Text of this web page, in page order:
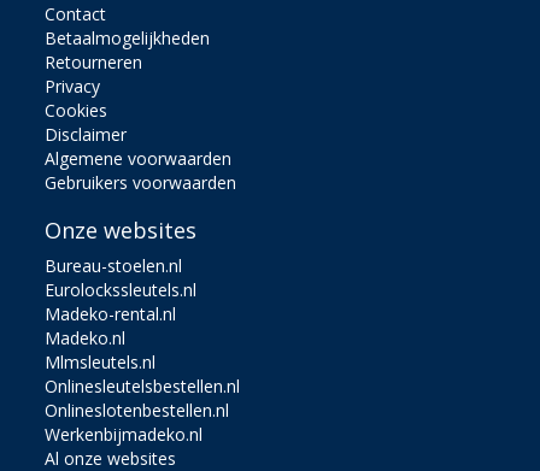
Contact
Betaalmogelijkheden
Retourneren
Privacy
Cookies
Disclaimer
Algemene voorwaarden
Gebruikers voorwaarden
Onze websites
Bureau-stoelen.nl
Eurolockssleutels.nl
Madeko-rental.nl
Madeko.nl
Mlmsleutels.nl
Onlinesleutelsbestellen.nl
Onlineslotenbestellen.nl
Werkenbijmadeko.nl
Al onze websites